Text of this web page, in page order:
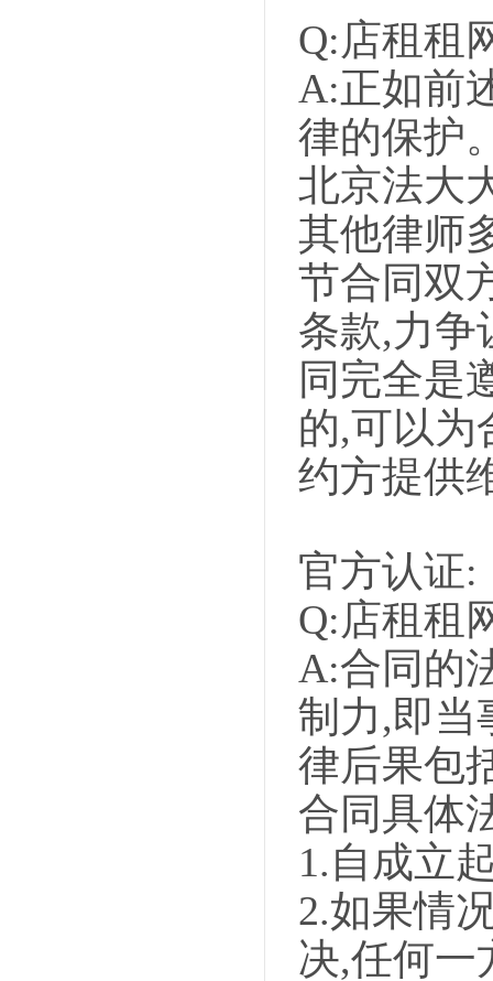
Q:店租租
A:正如前
律的保护
北京法大
其他律师
节合同双
条款,力争
同完全是
的,可以为
约方提供
官方认证:
Q:店租租
A:合同的
制力,即当
律后果包
合同具体
1.自成立
2.如果情
决,任何一